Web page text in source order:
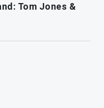
Tom Jones &